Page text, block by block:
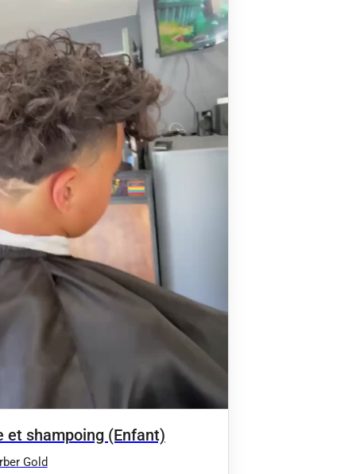
et shampoing (Enfant)
Gold